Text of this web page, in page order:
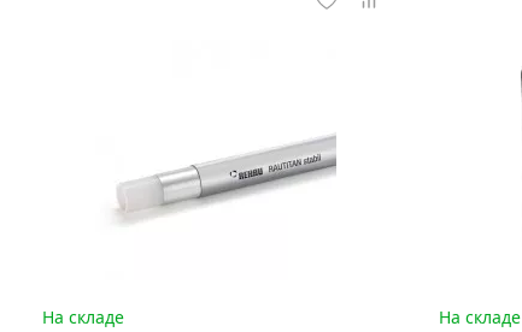
На складе На складе